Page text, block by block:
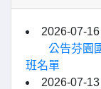
2026-07-16
公告芬園
班名單
2026-07-13